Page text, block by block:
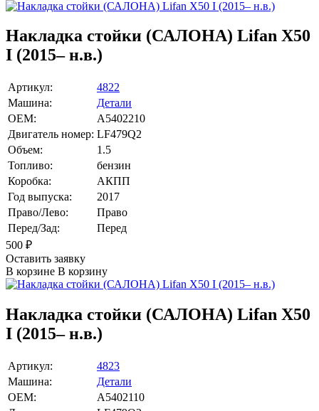
Накладка стойки (САЛОНА) Lifan X50
I (2015– н.в.)
Артикул:
4822
Машина:
Детали
OEM:
A5402210
Двигатель номер: LF479Q2
Объем:
1.5
Топливо:
бензин
Коробка:
АКПП
Год выпуска:
2017
Право/Лево:
Право
Перед/Зад:
Перед
500 ₽
Оставить заявку
В корзине В корзину
Накладка стойки (САЛОНА) Lifan X50
I (2015– н.в.)
Артикул:
4823
Машина:
Детали
OEM:
A5402110